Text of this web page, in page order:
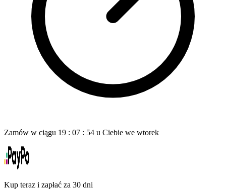
Zamów w ciągu 19 : 07 : 53 u Ciebie we wtorek
Kup teraz i zapłać za 30 dni